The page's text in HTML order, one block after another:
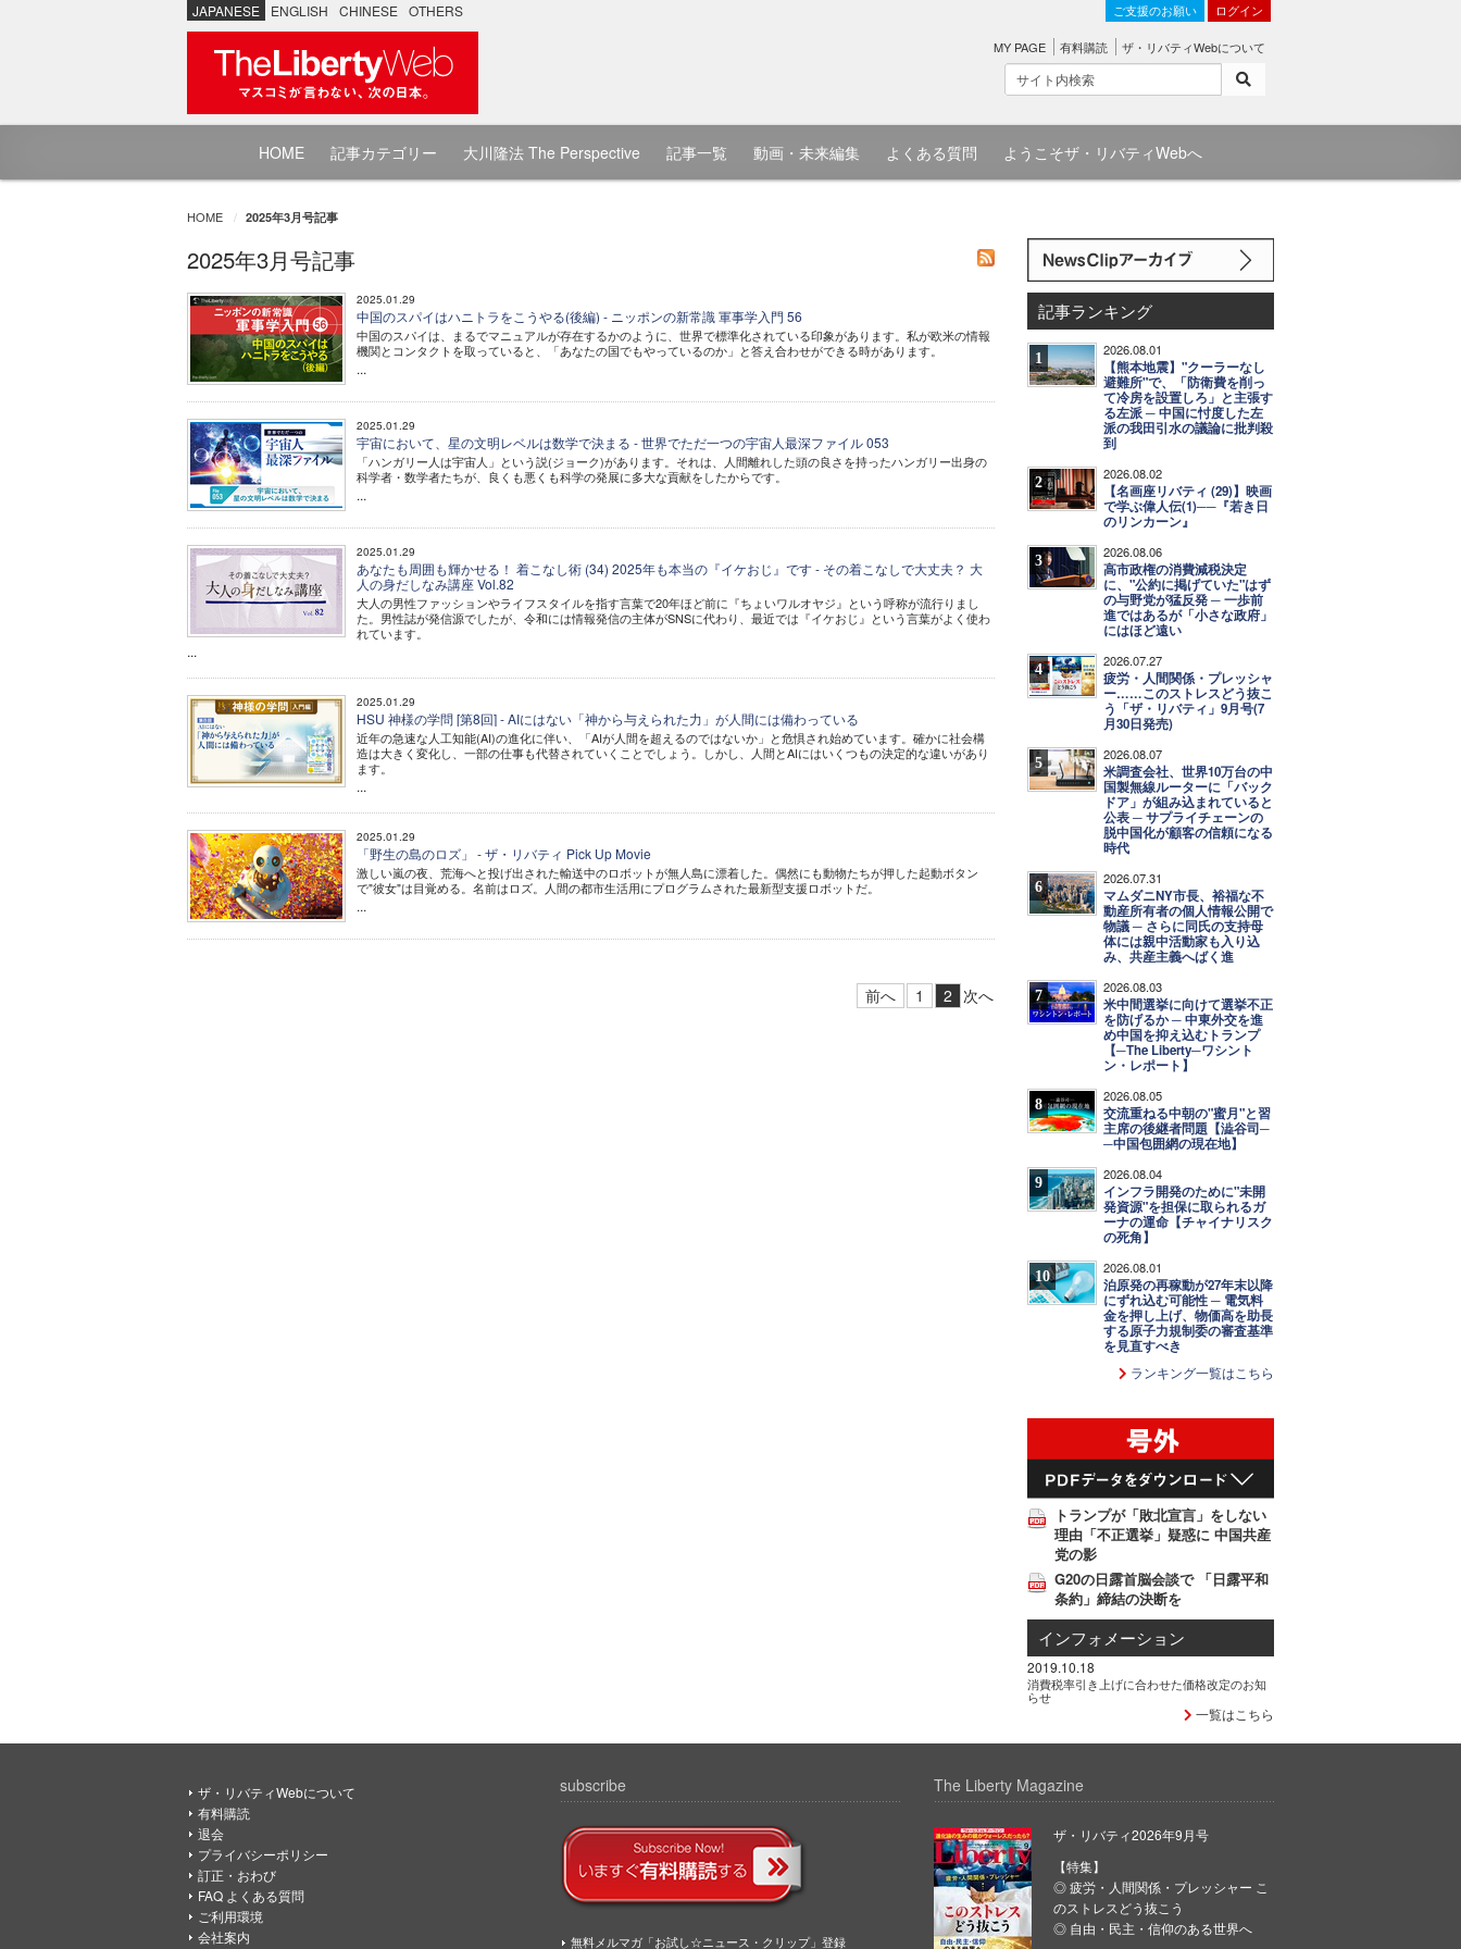
JAPANESE ENGLISH CHINESE OTHERS ご支援のお願い ログイン
MY PAGE 有料購読 ザ・リバティWebについて
HOME 記事カテゴリー 大川隆法 The Perspective 記事一覧 動画・未来編集 よくある質問 ようこそザ・リバティWebへ
HOME 2025年3月号記事
2025年3月号記事
2025.01.29
中国のスパイはハニトラをこうやる(後編) - ニッポンの新常識 軍事学入門 56
中国のスパイは、まるでマニュアルが存在するかのように、世界で標準化されている印象があります。私が欧米の情報
機関とコンタクトを取っていると、「あなたの国でもやっているのか」と答え合わせができる時があります。
...
2025.01.29
宇宙において、星の文明レベルは数学で決まる - 世界でただ一つの宇宙人最深ファイル 053
「ハンガリー人は宇宙人」という説(ジョーク)があります。それは、人間離れした頭の良さを持ったハンガリー出身の
科学者・数学者たちが、良くも悪くも科学の発展に多大な貢献をしたからです。
...
2025.01.29
あなたも周囲も輝かせる！ 着こなし術 (34) 2025年も本当の『イケおじ』です - その着こなしで大丈夫？ 大
人の身だしなみ講座 Vol.82
大人の男性ファッションやライフスタイルを指す言葉で20年ほど前に『ちょいワルオヤジ』という呼称が流行りまし
た。男性誌が発信源でしたが、令和には情報発信の主体がSNSに代わり、最近では『イケおじ』という言葉がよく使わ
れています。
...
2025.01.29
HSU 神様の学問 [第8回] - AIにはない「神から与えられた力」が人間には備わっている
近年の急速な人工知能(AI)の進化に伴い、「AIが人間を超えるのではないか」と危惧され始めています。確かに社会構
造は大きく変化し、一部の仕事も代替されていくことでしょう。しかし、人間とAIにはいくつもの決定的な違いがあり
ます。
...
2025.01.29
「野生の島のロズ」 - ザ・リバティ Pick Up Movie
激しい嵐の夜、荒海へと投げ出された輸送中のロボットが無人島に漂着した。偶然にも動物たちが押した起動ボタン
で"彼女"は目覚める。名前はロズ。人間の都市生活用にプログラムされた最新型支援ロボットだ。
...
前へ 1 2 次へ
記事ランキング
1 2026.08.01
【熊本地震】"クーラーなし
避難所"で、「防衛費を削っ
て冷房を設置しろ」と主張す
る左派 ─ 中国に忖度した左
派の我田引水の議論に批判殺
到
2 2026.08.02
【名画座リバティ (29)】映画
で学ぶ偉人伝(1)──『若き日
のリンカーン』
3 2026.08.06
高市政権の消費減税決定
に、"公約に掲げていた"はず
の与野党が猛反発 ─ 一歩前
進ではあるが「小さな政府」
にはほど遠い
4 2026.07.27
疲労・人間関係・プレッシャ
ー……このストレスどう抜こ
う「ザ・リバティ」9月号(7
月30日発売)
5 2026.08.07
米調査会社、世界10万台の中
国製無線ルーターに「バック
ドア」が組み込まれていると
公表 ─ サプライチェーンの
脱中国化が顧客の信頼になる
時代
6 2026.07.31
マムダニNY市長、裕福な不
動産所有者の個人情報公開で
物議 ─ さらに同氏の支持母
体には親中活動家も入り込
み、共産主義へばく進
7 2026.08.03
米中間選挙に向けて選挙不正
を防げるか ─ 中東外交を進
め中国を抑え込むトランプ
【─The Liberty─ワシント
ン・レポート】
8 2026.08.05
交流重ねる中朝の"蜜月"と習
主席の後継者問題【澁谷司─
─中国包囲網の現在地】
9 2026.08.04
インフラ開発のために"未開
発資源"を担保に取られるガ
ーナの運命【チャイナリスク
の死角】
10 2026.08.01
泊原発の再稼動が27年末以降
にずれ込む可能性 ─ 電気料
金を押し上げ、物価高を助長
する原子力規制委の審査基準
を見直すべき
ランキング一覧はこちら
トランプが「敗北宣言」をしない
理由「不正選挙」疑惑に 中国共産
党の影
G20の日露首脳会談で 「日露平和
条約」締結の決断を
インフォメーション
2019.10.18
消費税率引き上げに合わせた価格改定のお知
らせ
一覧はこちら
ザ・リバティWebについて
有料購読
退会
プライバシーポリシー
訂正・おわび
FAQ よくある質問
ご利用環境
会社案内
subscribe
無料メルマガ「お試し☆ニュース・クリップ」登録
The Liberty Magazine
ザ・リバティ2026年9月号
【特集】
◎ 疲労・人間関係・プレッシャー こ
のストレスどう抜こう
◎ 自由・民主・信仰のある世界へ